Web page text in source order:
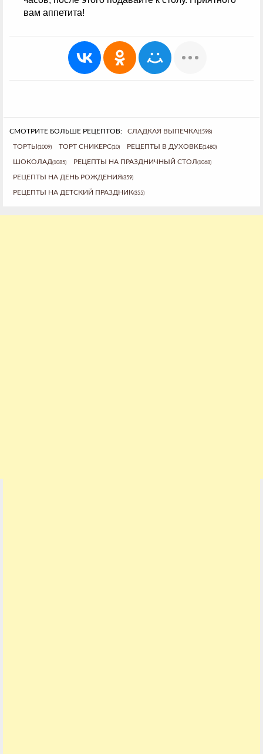
вам аппетита!
СМОТРИТЕ БОЛЬШЕ РЕЦЕПТОВ: СЛАДКАЯ ВЫПЕЧКА(1598)
ТОРТЫ(1009) ТОРТ СНИКЕРС(10) РЕЦЕПТЫ В ДУХОВКЕ(1480)
ШОКОЛАД(1085) РЕЦЕПТЫ НА ПРАЗДНИЧНЫЙ СТОЛ(1068)
РЕЦЕПТЫ НА ДЕНЬ РОЖДЕНИЯ(359)
РЕЦЕПТЫ НА ДЕТСКИЙ ПРАЗДНИК(355)